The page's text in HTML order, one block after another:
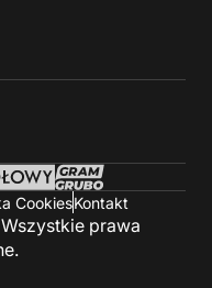
CookiesKontakt
prawa